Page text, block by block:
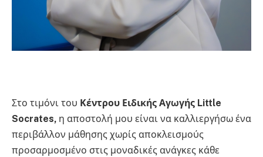
Στο τιμόνι του Κέντρου Ειδικής Αγωγής Little
Socrates, η αποστολή μου είναι να καλλιεργήσω ένα
περιβάλλον μάθησης χωρίς αποκλεισμούς
προσαρμοσμένο στις μοναδικές ανάγκες κάθε